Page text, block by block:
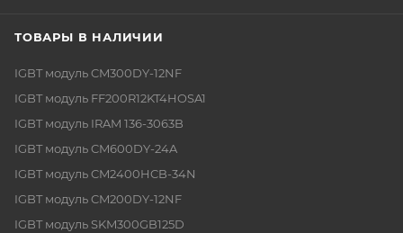
ТОВАРЫ В НАЛИЧИИ
IGBT модуль CM300DY-12NF
IGBT модуль FF200R12KT4HOSA1
IGBT модуль IRAM 136-3063B
IGBT модуль CM600DY-24A
IGBT модуль CM2400HCB-34N
IGBT модуль CM200DY-12NF
IGBT модуль SKM300GB125D